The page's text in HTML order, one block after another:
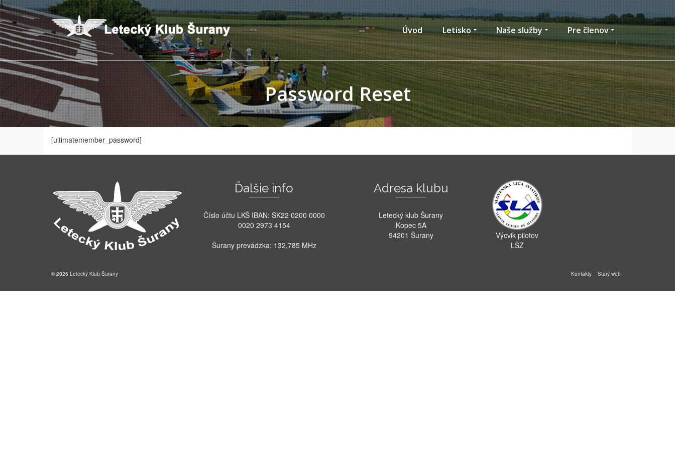
Úvod Letisko Naše služby Pre členov
Password Reset
[ultimatemember_password]
Ďalšie info
Číslo účtu LKŠ IBAN: SK22 0200 0000
0020 2973 4154
Šurany prevádzka: 132,785 MHz
Adresa klubu
Letecký klub Šurany
Kopec 5A
94201 Šurany
Výcvik pilotov
LŠZ
Kontakty Starý web
© 2026 Letecký Klub Šurany